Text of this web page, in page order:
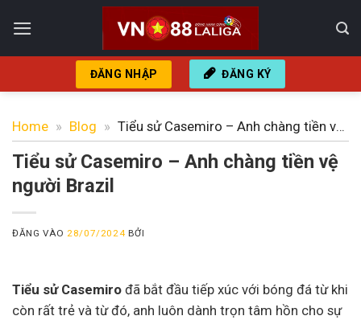
qua
nội
ĐĂNG NHẬP ĐĂNG KÝ
Home » Blog » Tiểu sử Casemiro – Anh chàng tiền vệ
Tiểu sử Casemiro – Anh chàng tiền vệ
người Brazil
ĐĂNG VÀO 28/07/2024 BỞI
Tiểu sử Casemiro đã bắt đầu tiếp xúc với bóng đá từ khi
còn rất trẻ và từ đó, anh luôn dành trọn tâm hồn cho sự